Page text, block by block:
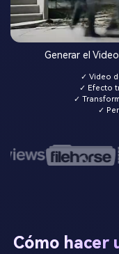
Generar el
✓ Video
✓ Efecto
✓
✓
Cómo hacer